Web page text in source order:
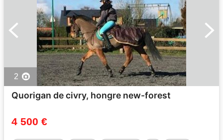
2
Quorigan de civry, hongre new-forest
4 500 €